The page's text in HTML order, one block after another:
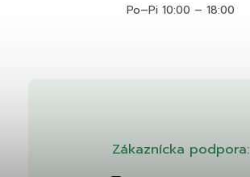
Zákaznícka podpora:
Po–Pi 10:00 – 18:00